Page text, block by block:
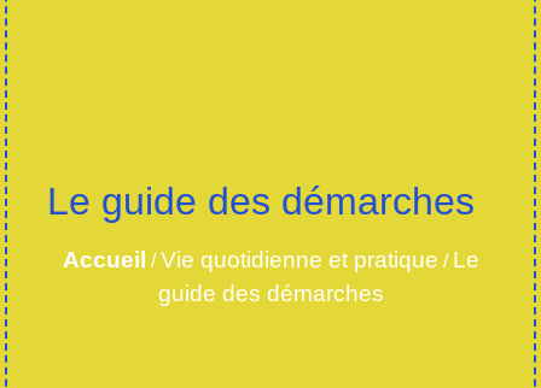
Le guide des démarches
Accueil /Vie quotidienne et pratique / Le
guide des démarches